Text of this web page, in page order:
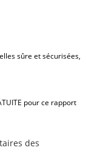
sûre et sécurisées,
pour ce rapport
des